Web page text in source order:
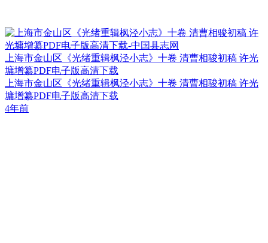
上海市金山区《光绪重辑枫泾小志》十卷 清曹相骏初稿 许光
墉增纂PDF电子版高清下载
上海市金山区《光绪重辑枫泾小志》十卷 清曹相骏初稿 许光
墉增纂PDF电子版高清下载
4年前